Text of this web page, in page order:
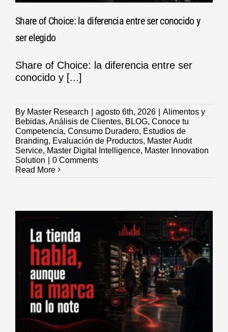
Share of Choice: la diferencia entre ser conocido y
ser elegido
Share of Choice: la diferencia entre ser
conocido y [...]
By Master Research agosto 6th, 2026
Alimentos y
Bebidas, Análisis de Clientes, BLOG, Conoce tu
Competencia, Consumo Duradero, Estudios de
Branding, Evaluación de Productos, Master Audit
Service, Master Digital Intelligence, Master Innovation
Solution
0 Comments
Read More